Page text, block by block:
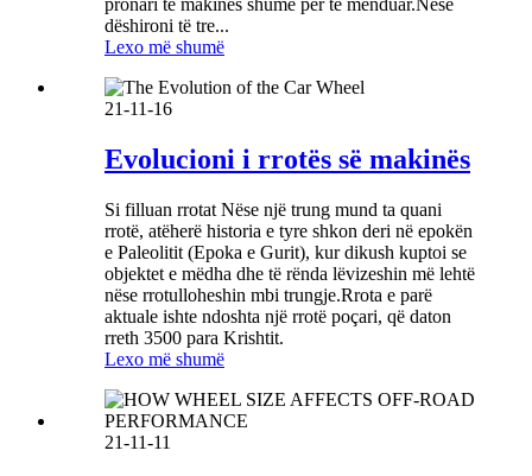
pronari të makinës shumë për të menduar.Nëse
dëshironi të tre...
Lexo më shumë
21-11-16
Evolucioni i rrotës së makinës
Si filluan rrotat Nëse një trung mund ta quani
rrotë, atëherë historia e tyre shkon deri në epokën
e Paleolitit (Epoka e Gurit), kur dikush kuptoi se
objektet e mëdha dhe të rënda lëvizeshin më lehtë
nëse rrotulloheshin mbi trungje.Rrota e parë
aktuale ishte ndoshta një rrotë poçari, që daton
rreth 3500 para Krishtit.
Lexo më shumë
21-11-11